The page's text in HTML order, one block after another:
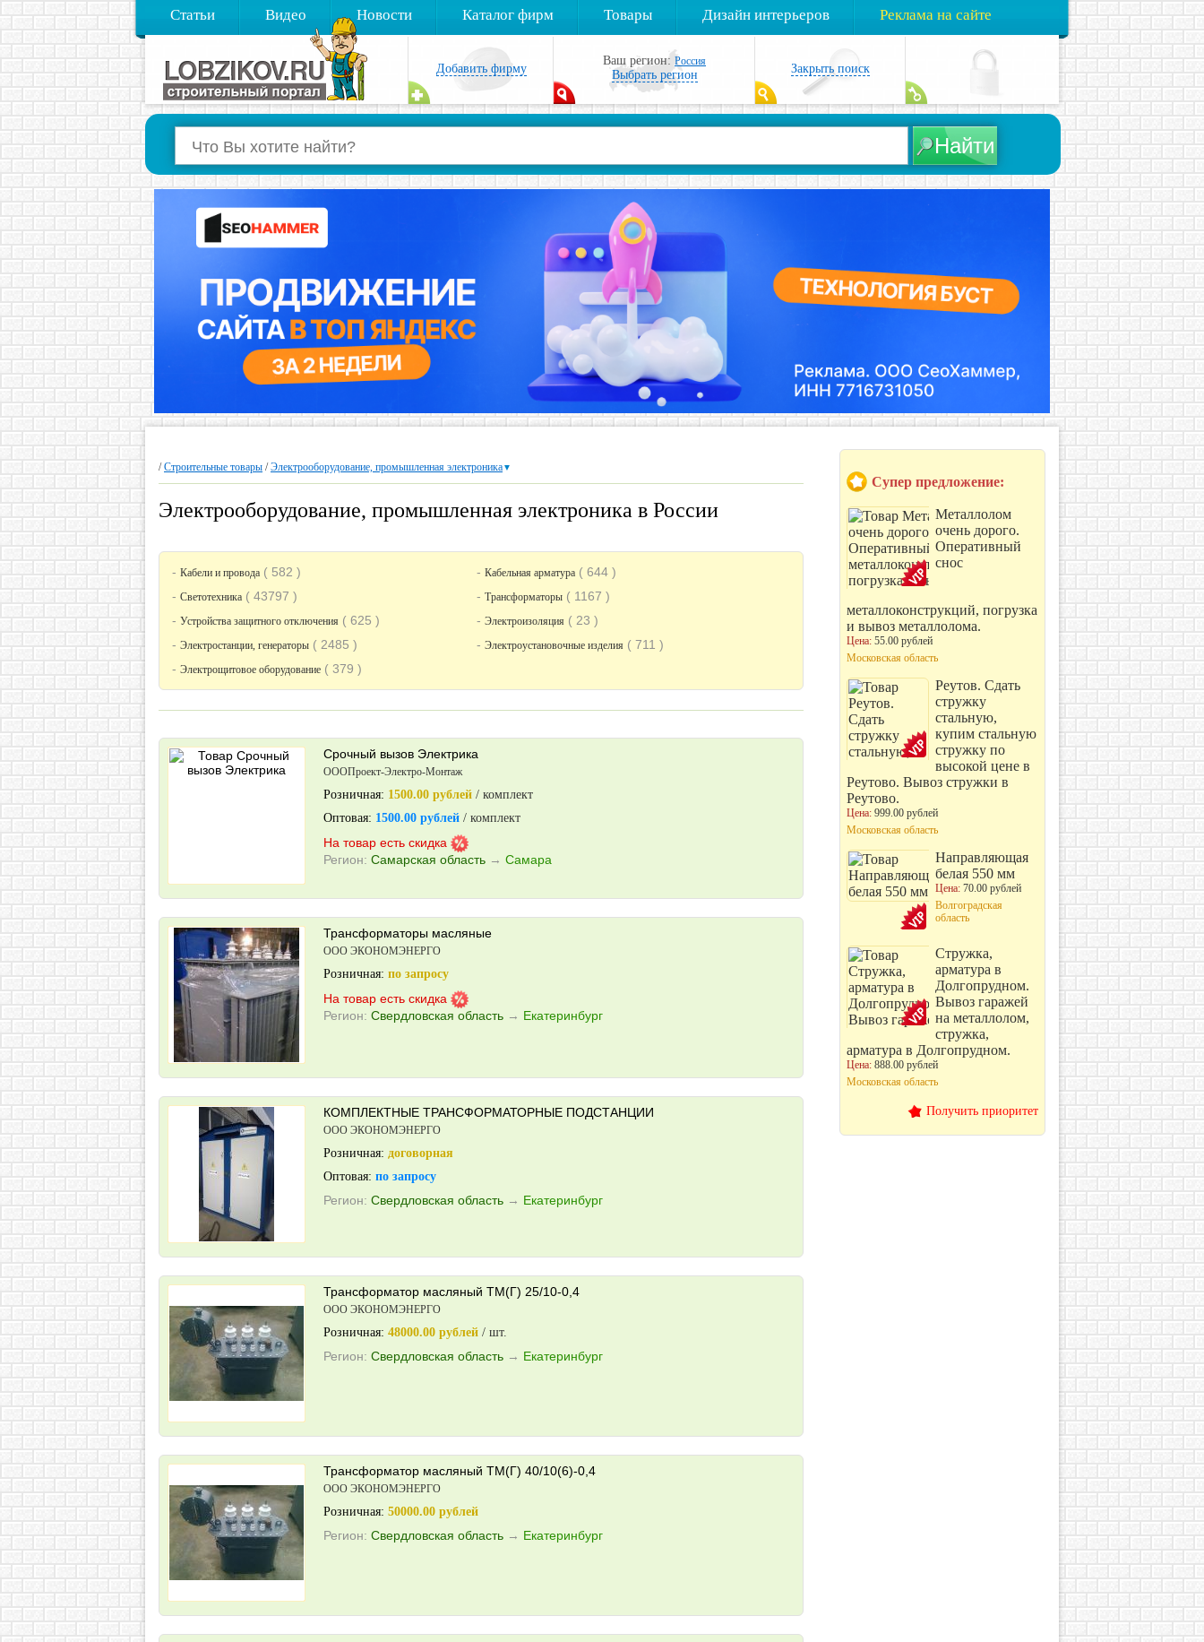
Статьи Видео Новости Каталог фирм Товары Дизайн интерьеров Реклама на сайте
Закрыть поиск
Ваш регион: Россия
Выбрать регион
Добавить фирму
/Строительные товары /Электрооборудование, промышленная электроника▼
Электрооборудование, промышленная электроника в России
- Кабели и провода ( 582 ) - Кабельная арматура ( 644 )
- Светотехника ( 43797 ) - Трансформаторы ( 1167 )
- Устройства защитного отключения ( 625 ) - Электроизоляция ( 23 )
- Электростанции, генераторы ( 2485 ) - Электроустановочные изделия ( 711 )
- Электрощитовое оборудование ( 379 )
Срочный вызов Электрика
ОООПроект-Электро-Монтаж
Розничная: 1500.00 рублей / комплект
Оптовая: 1500.00 рублей / комплект
На товар есть скидка
Регион: Самарская область → Самара
Трансформаторы масляные
ООО ЭКОНОМЭНЕРГО
Розничная: по запросу
На товар есть скидка
Регион: Свердловская область → Екатеринбург
КОМПЛЕКТНЫЕ ТРАНСФОРМАТОРНЫЕ ПОДСТАНЦИИ
ООО ЭКОНОМЭНЕРГО
Розничная: договорная
Оптовая: по запросу
Регион: Свердловская область → Екатеринбург
Трансформатор масляный ТМ(Г) 25/10-0,4
ООО ЭКОНОМЭНЕРГО
Розничная: 48000.00 рублей / шт.
Регион: Свердловская область → Екатеринбург
Трансформатор масляный ТМ(Г) 40/10(6)-0,4
ООО ЭКОНОМЭНЕРГО
Розничная: 50000.00 рублей
Регион: Свердловская область → Екатеринбург
Супер предложение:
Металлолом
очень дорого.
Оперативный
снос
металлоконструкций, погрузка
и вывоз металлолома.
Цена: 55.00 рублей
Московская область
Реутов. Сдать
стружку
стальную,
купим стальную
стружку по
высокой цене в
Реутово. Вывоз стружки в
Реутово.
Цена: 999.00 рублей
Московская область
Направляющая
белая 550 мм
Цена: 70.00 рублей
Волгоградская
область
Стружка,
арматура в
Долгопрудном.
Вывоз гаражей
на металлолом,
стружка,
арматура в Долгопрудном.
Цена: 888.00 рублей
Московская область
Получить приоритет